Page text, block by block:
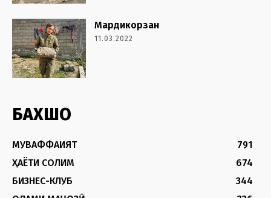
Мардикорзан
11.03.2022
БАХШҲО
МУВАФФАҚИЯТ
791
ҲАЁТИ СОЛИМ
674
БИЗНЕС-КЛУБ
344